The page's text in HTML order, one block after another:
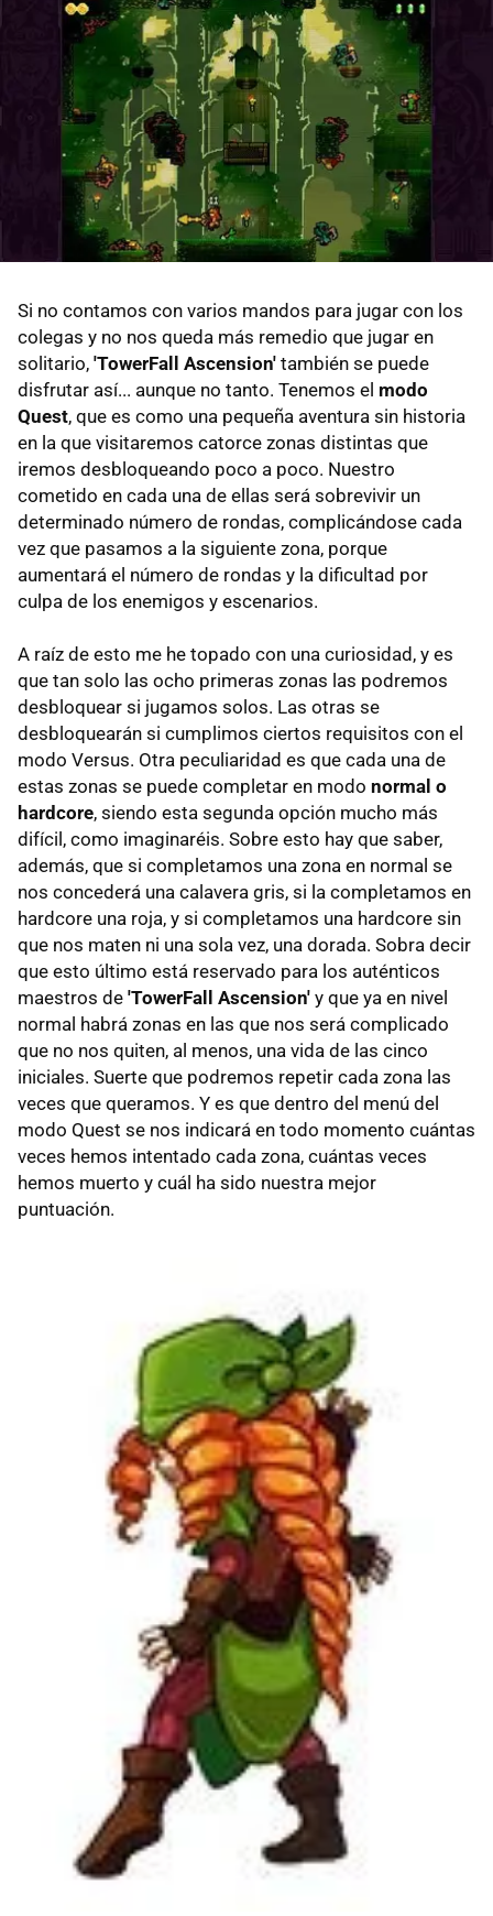
Si no contamos con varios mandos para jugar con los
colegas y no nos queda más remedio que jugar en
solitario, 'TowerFall Ascension' también se puede
disfrutar así... aunque no tanto. Tenemos el modo
Quest, que es como una pequeña aventura sin historia
en la que visitaremos catorce zonas distintas que
iremos desbloqueando poco a poco. Nuestro
cometido en cada una de ellas será sobrevivir un
determinado número de rondas, complicándose cada
vez que pasamos a la siguiente zona, porque
aumentará el número de rondas y la dificultad por
culpa de los enemigos y escenarios.
A raíz de esto me he topado con una curiosidad, y es
que tan solo las ocho primeras zonas las podremos
desbloquear si jugamos solos. Las otras se
desbloquearán si cumplimos ciertos requisitos con el
modo Versus. Otra peculiaridad es que cada una de
estas zonas se puede completar en modo normal o
hardcore, siendo esta segunda opción mucho más
difícil, como imaginaréis. Sobre esto hay que saber,
además, que si completamos una zona en normal se
nos concederá una calavera gris, si la completamos en
hardcore una roja, y si completamos una hardcore sin
que nos maten ni una sola vez, una dorada. Sobra decir
que esto último está reservado para los auténticos
maestros de 'TowerFall Ascension' y que ya en nivel
normal habrá zonas en las que nos será complicado
que no nos quiten, al menos, una vida de las cinco
iniciales. Suerte que podremos repetir cada zona las
veces que queramos. Y es que dentro del menú del
modo Quest se nos indicará en todo momento cuántas
veces hemos intentado cada zona, cuántas veces
hemos muerto y cuál ha sido nuestra mejor
puntuación.